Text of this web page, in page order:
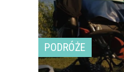
PODRÓŻE